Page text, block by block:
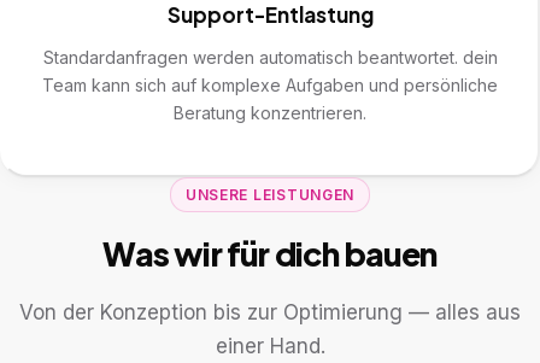
Support-Entlastung
Standardanfragen werden automatisch beantwortet. dein
Team kann sich auf komplexe Aufgaben und persönliche
Beratung konzentrieren.
UNSERE LEISTUNGEN
Was wir für dich bauen
Von der Konzeption bis zur Optimierung — alles aus
einer Hand.